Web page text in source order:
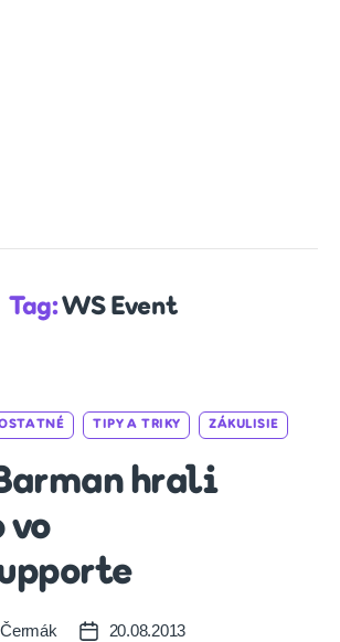
Tag:WS Event
Categories
TIPY A TRIKY ZÁKULISIE
hrali
vo
Post20.08.2013